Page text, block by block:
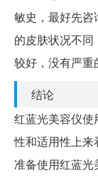
敏史，最好先咨
的皮肤状况不
较好，没有严重
结论
红蓝光美容仪
性和适用性上
准备使用红蓝